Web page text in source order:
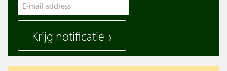
Krijg notificatie